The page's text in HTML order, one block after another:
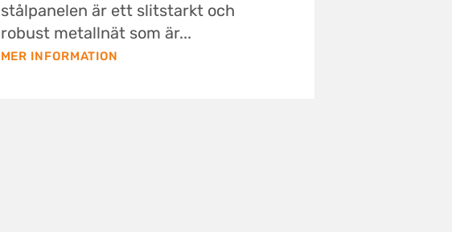
stålpanelen är ett slitstarkt och
robust metallnät som är...
MER INFORMATION